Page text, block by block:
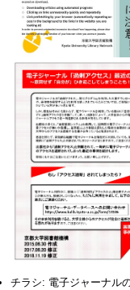
チラシ: 電子ジャーナル